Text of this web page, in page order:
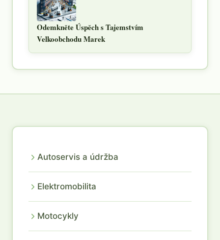
Odemkněte Úspěch s Tajemstvím
Velkoobchodu Marek
Autoservis a údržba
Elektromobilita
Motocykly